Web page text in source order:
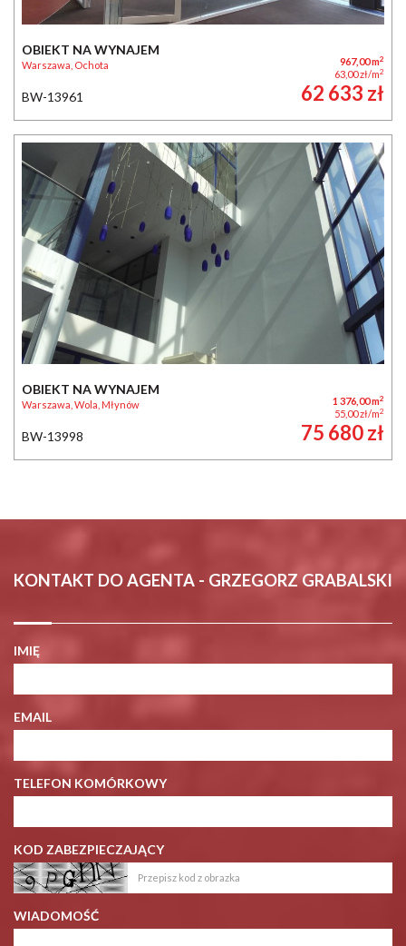
OBIEKT NA WYNAJEM
Warszawa, Ochota 967,00 m2
63,00 zł/m2
BW-13961 62 633 zł
OBIEKT NA WYNAJEM
Warszawa, Wola, Młynów 1 376,00 m2
55,00 zł/m2
BW-13998 75 680 zł
KONTAKT DO AGENTA - GRZEGORZ GRABALSKI
IMIĘ
EMAIL
TELEFON KOMÓRKOWY
KOD ZABEZPIECZAJĄCY
WIADOMOŚĆ